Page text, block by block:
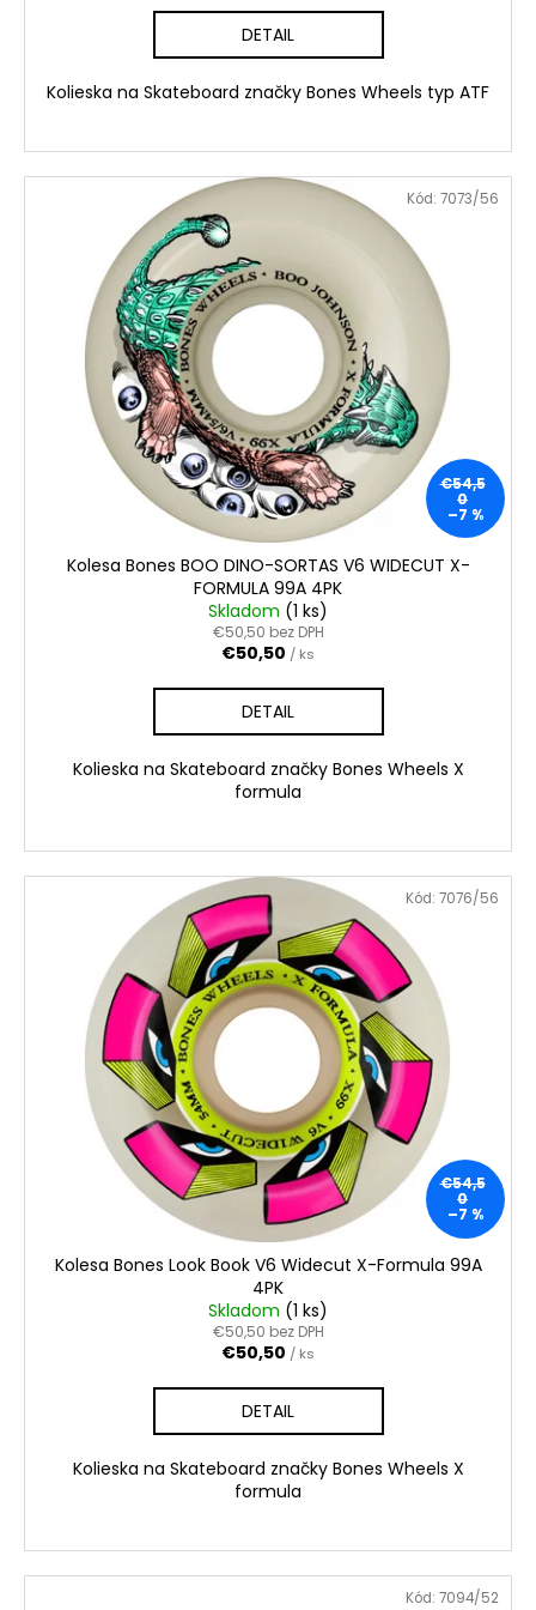
DETAIL
Kolieska na Skateboard značky Bones Wheels typ ATF
€54,5
0
–7 %
Kolesa Bones BOO DINO-SORTAS V6 WIDECUT X-
FORMULA 99A 4PK
Skladom (1 ks)
€50,50 bez DPH
€50,50 / ks
DETAIL
Kolieska na Skateboard značky Bones Wheels X
formula
Kód: 7073/56
€54,5
0
–7 %
Kolesa Bones Look Book V6 Widecut X-Formula 99A
4PK
Skladom (1 ks)
€50,50 bez DPH
€50,50 / ks
DETAIL
Kolieska na Skateboard značky Bones Wheels X
formula
Kód: 7076/56
Kód: 7094/52